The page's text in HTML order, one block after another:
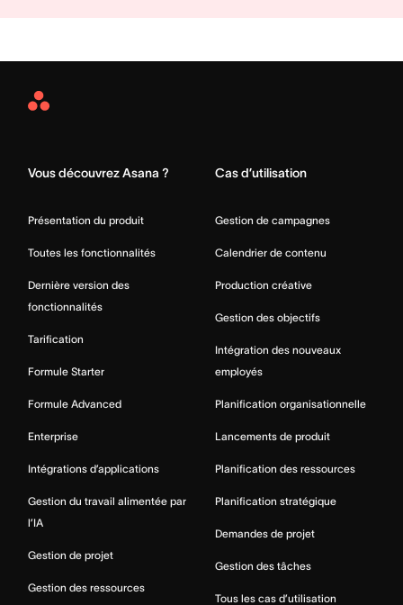
Asana
Vous découvrez Asana ?
Présentation du produit
Toutes les fonctionnalités
Dernière version des
fonctionnalités
Tarification
Formule Starter
Formule Advanced
Enterprise
Intégrations d’applications
Gestion du travail alimentée par
l’IA
Gestion de projet
Gestion des ressources
Cas d’utilisation
Gestion de campagnes
Calendrier de contenu
Production créative
Gestion des objectifs
Intégration des nouveaux
employés
Planification organisationnelle
Lancements de produit
Planification des ressources
Planification stratégique
Demandes de projet
Gestion des tâches
Tous les cas d’utilisation